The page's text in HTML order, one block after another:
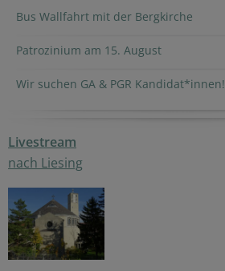
Bus Wallfahrt mit der Bergkirche
Patrozinium am 15. August
Wir suchen GA & PGR Kandidat*innen!
Livestream
nach Liesing